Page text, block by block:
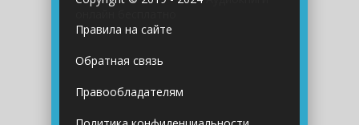
Правила на сайте
Обратная связь
Правообладателям